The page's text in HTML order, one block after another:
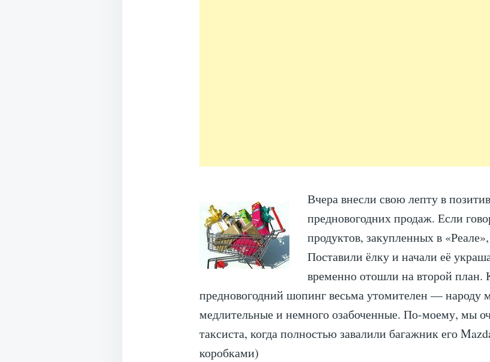
Вчера внесли свою лепту в
предновогодних продаж. Если
продуктов, закупленных в
Поставили ёлку и начали её
временно отошли на второй план.
предновогодний шопинг весьма утомителен — народу
медлительные и немного озабоченные. По-моему, мы
таксиста, когда полностью завалили багажник его
коробками)